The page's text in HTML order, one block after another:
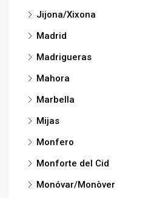
Jijona/Xixona
Madrid
Madrigueras
Mahora
Marbella
Mijas
Monfero
Monforte del Cid
Monóvar/Monòver